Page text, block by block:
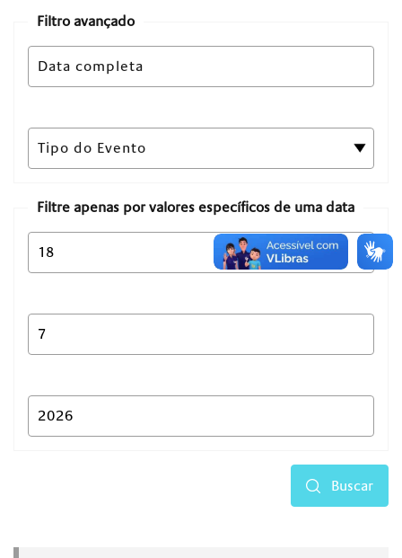
Filtro avançado
Filtre apenas por valores específicos de uma data
Buscar